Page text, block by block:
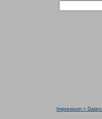
Impressum +